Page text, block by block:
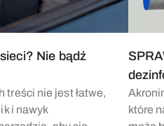
Nie bądź
treści nie jest łatwe,
i nawyk
które